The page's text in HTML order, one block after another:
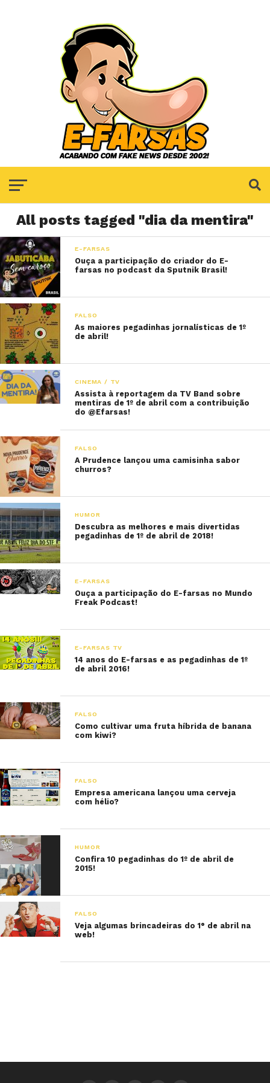
All posts tagged "dia da mentira"
E-FARSAS
Ouça a participação do criador do E-
farsas no podcast da Sputnik Brasil!
FALSO
As maiores pegadinhas jornalísticas de 1º
de abril!
CINEMA / TV
Assista à reportagem da TV Band sobre
mentiras de 1º de abril com a contribuição
do @Efarsas!
FALSO
A Prudence lançou uma camisinha sabor
churros?
HUMOR
Descubra as melhores e mais divertidas
pegadinhas de 1º de abril de 2018!
E-FARSAS
Ouça a participação do E-farsas no Mundo
Freak Podcast!
E-FARSAS TV
14 anos do E-farsas e as pegadinhas de 1º
de abril 2016!
FALSO
Como cultivar uma fruta híbrida de banana
com kiwi?
FALSO
Empresa americana lançou uma cerveja
com hélio?
HUMOR
Confira 10 pegadinhas do 1º de abril de
2015!
FALSO
Veja algumas brincadeiras do 1° de abril na
web!